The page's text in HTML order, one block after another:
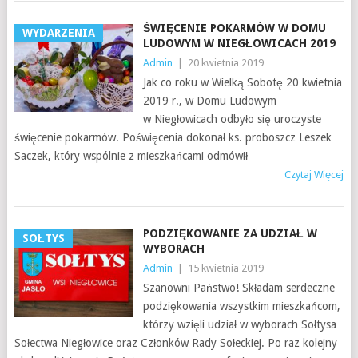
WYDARZENIA
ŚWIĘCENIE POKARMÓW W DOMU
LUDOWYM W NIEGŁOWICACH 2019
Admin 20 kwietnia 2019
Jak co roku w Wielką Sobotę 20 kwietnia
2019 r., w Domu Ludowym
w Niegłowicach odbyło się uroczyste
święcenie pokarmów. Poświęcenia dokonał ks. proboszcz Leszek
Saczek, który wspólnie z mieszkańcami odmówił
Czytaj Więcej
SOŁTYS
PODZIĘKOWANIE ZA UDZIAŁ W
WYBORACH
Admin 15 kwietnia 2019
Szanowni Państwo! Składam serdeczne
podziękowania wszystkim mieszkańcom,
którzy wzięli udział w wyborach Sołtysa
Sołectwa Niegłowice oraz Członków Rady Sołeckiej. Po raz kolejny